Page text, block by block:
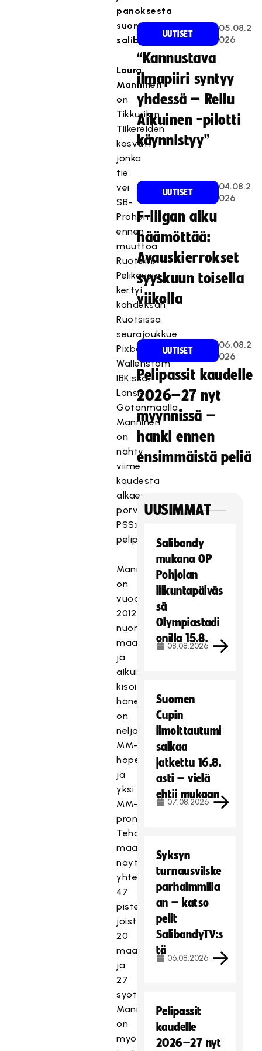
panoksesta
suomalaiseen
salibandyyn.
Laura
Manninen
on
Tikkurilan
Tiikereiden
kasvatti,
jonka
tie
vei
SB-
Prohon
ennen
muuttoa
Ruotsiin.
Pelikausia
kertyi
kahdeksan
Ruotsissa
seurajoukkue
Pixbo
Wallenstam
IBK:ssa,
Länsi-
Götanmaalla.
Manninen
on
nähty
viime
kaudesta
alkaen
porvoolaisen
PSS:n
pelipaidassa.
Manninen
on
vuoden
2012
nuorten
maailmanmestari
ja
aikuisten
kisoista
hänellä
on
neljä
MM-
hopeaa
ja
yksi
MM-
pronssi.
Tehopisteet
maajoukkueessa
näyttävät
yhteensä
47
pistettä,
joista
20
maalia
ja
27
syöttöä.
Manninen
on
myös
UUTISET
05.08.2
026
“Kannustava
ilmapiiri syntyy
yhdessä – Reilu
Aikuinen -pilotti
käynnistyy”
UUTISET
04.08.2
026
F-liigan alku
häämöttää:
Avauskierrokset
syyskuun toisella
viikolla
UUTISET
06.08.2
026
Pelipassit kaudelle
2026–27 nyt
myynnissä –
hanki ennen
ensimmäistä peliä
UUSIMMAT
Salibandy
mukana OP
Pohjolan
liikuntapäiväs
sä
Olympiastadi
onilla 15.8.
08.08.2026
Suomen
Cupin
ilmoittautumi
saikaa
jatkettu 16.8.
asti – vielä
ehtii mukaan
07.08.2026
Syksyn
turnausvilske
parhaimmilla
an – katso
pelit
SalibandyTV:s
tä
06.08.2026
Pelipassit
kaudelle
2026–27 nyt